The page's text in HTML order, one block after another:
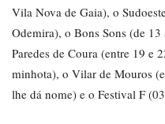
Vila Nova de Gaia), o
Odemira), o Bons Sons (de
Paredes de Coura (entre 19 e
minhota), o Vilar de Mouros
lhe dá nome) e o Festival F